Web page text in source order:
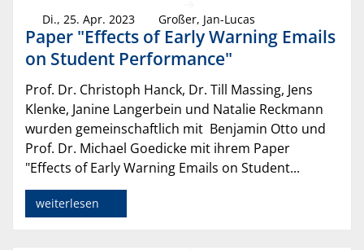
Di., 25. Apr. 2023 Großer, Jan-Lucas
Paper "Effects of Early Warning Emails
on Student Performance"
Prof. Dr. Christoph Hanck, Dr. Till Massing, Jens
Klenke, Janine Langerbein und Natalie Reckmann
wurden gemeinschaftlich mit Benjamin Otto und
Prof. Dr. Michael Goedicke mit ihrem Paper
"Effects of Early Warning Emails on Student...
weiterlesen